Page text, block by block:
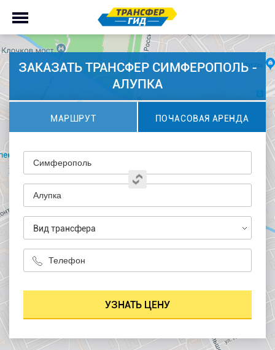
ЗАКАЗАТЬ ТРАНСФЕР СИМФЕРОПОЛЬ -
АЛУПКА
МАРШРУТ ПОЧАСОВАЯ АРЕНДА
Вид трансфера